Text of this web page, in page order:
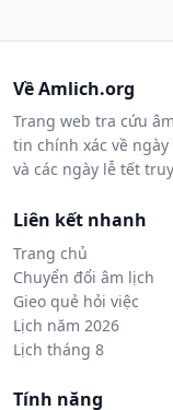
Về Amlich.org
Trang web tra cứu
tin chính xác về
và các ngày lễ tết
Liên kết nhanh
Trang chủ
Chuyển đổi âm lịch
Gieo quẻ hỏi việc
Lịch năm 2026
Lịch tháng 8
Tính năng